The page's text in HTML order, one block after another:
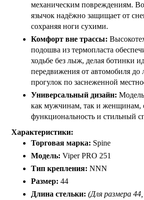
механическим повреждениям.
язычок надёжно защищает от
сохраняя ноги сухими.
Комфорт вне трассы:
подошва из термопласта
ходьбе без лыж, делая ботинки
передвижения от автомобиля
прогулок по заснеженной
Универсальный дизайн:
как мужчинам, так и женщинам,
функциональность и стильный
Характеристики:
Торговая марка: Spine
Модель: Viper PRO 251
Тип крепления: NNN
Размер: 44
Длина стельки: (Для размера